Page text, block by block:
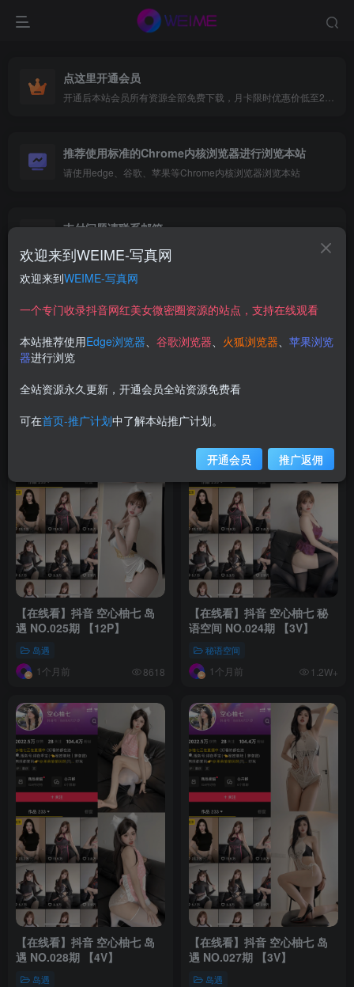
点这里开通会员
推荐使用标准的Chrome内核浏览器进行浏览本站
请使用edge、谷歌、苹果等Chrome内核浏览器浏览本站
支付问题请联系邮箱
遇到支付问题请联系网页底部邮箱或者微信支付留言
空心柚七
【在线看】抖音 空心柚七 岛
遇 NO.025期 【12P】
岛遇
1个月前 8618
【在线看】抖音 空心柚七 秘
语空间 NO.024期 【3V】
秘语空间
1个月前 1.2W+
【在线看】抖音 空心柚七 岛
遇 NO.028期 【4V】
岛遇
【在线看】抖音 空心柚七 岛
遇 NO.027期 【3V】
岛遇
欢迎来到WEIME-写真网
欢迎来到WEIME-写真网
一个专门收录抖音网红美女微密圈资源的站点，支持在线观看
本站推荐使用Edge浏览器、 谷歌浏览器、 火狐浏览器、 苹果浏览
器进行浏览
全站资源永久更新，开通会员全站资源免费看
可在首页-推广计划中了解本站推广计划。
开通会员 推广返佣